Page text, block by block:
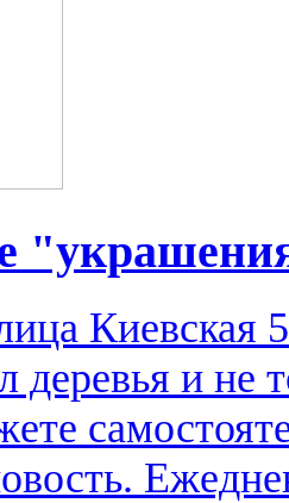
деревья и